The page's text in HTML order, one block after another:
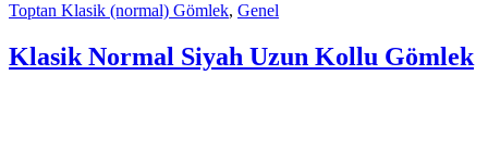
Toptan Klasik (normal) Gömlek, Genel
Klasik Normal Siyah Uzun Kollu Gömlek